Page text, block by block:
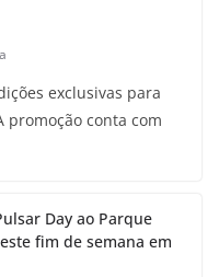
exclusivas para
promoção conta com
Day ao Parque
fim de semana em